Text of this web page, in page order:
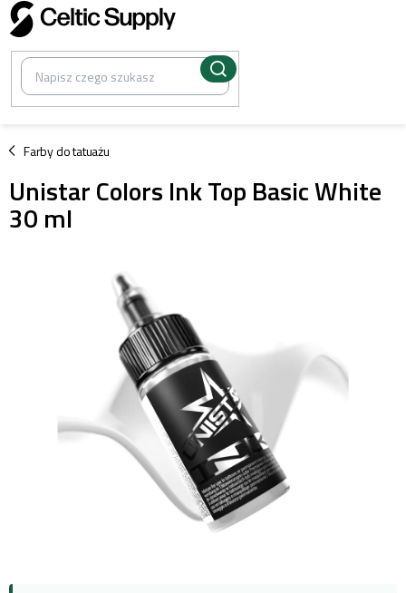
Przejść
do
treści
Farby do tatuażu
/
Unistar Colors Ink Top Basic White
30 ml